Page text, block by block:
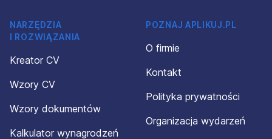
NARZĘDZIA
I ROZWIĄZANIA
Kreator CV
Wzory CV
Wzory dokumentów
Kalkulator wynagrodzeń
POZNAJ APLIKUJ.PL
O firmie
Kontakt
Polityka prywatności
Organizacja wydarzeń